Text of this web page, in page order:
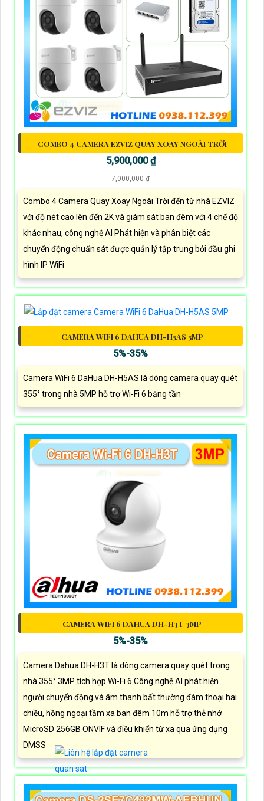
COMBO 4 CAMERA EZVIZ QUAY XOAY NGOÀI TRỜI
5,900,000 ₫
7,000,000 ₫
Combo 4 Camera Quay Xoay Ngoài Trời đến từ nhà EZVIZ
với độ nét cao lên đến 2K và giám sát ban đêm với 4 chế độ
khác nhau, công nghệ AI Phát hiện và phân biệt các
chuyển động chuẩn sát được quản lý tập trung bởi đầu ghi
hình IP WiFi
CAMERA WIFI 6 DAHUA DH-H5AS 5MP
5%-35%
Camera WiFi 6 DaHua DH-H5AS là dòng camera quay quét
355° trong nhà 5MP hỗ trợ Wi-Fi 6 băng tần
CAMERA WIFI 6 DAHUA DH-H3T 3MP
5%-35%
Camera Dahua DH-H3T là dòng camera quay quét trong
nhà 355° 3MP tích hợp Wi-Fi 6 Công nghệ AI phát hiện
người chuyển động và âm thanh bất thường đàm thoại hai
chiều, hồng ngoại tầm xa ban đêm 10m hỗ trợ thẻ nhớ
MicroSD 256GB ONVIF và điều khiển từ xa qua ứng dụng
DMSS